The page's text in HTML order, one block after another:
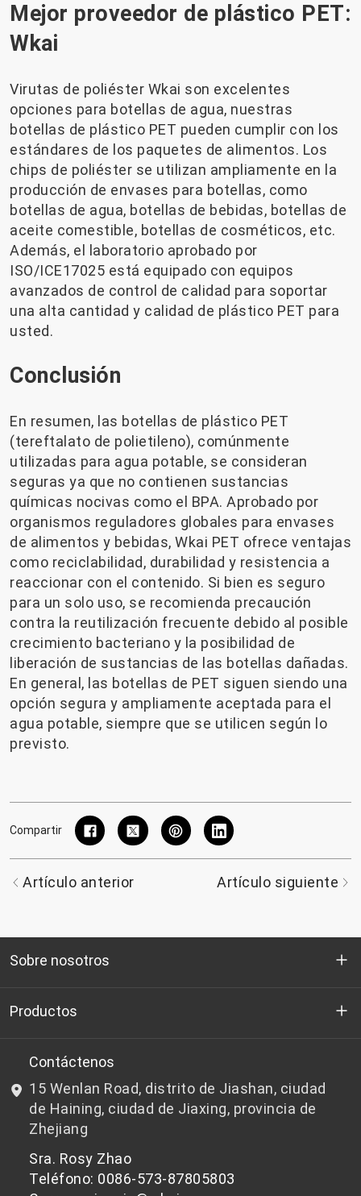
Mejor proveedor de plástico PET:
Wkai
Virutas de poliéster Wkai son excelentes
opciones para botellas de agua, nuestras
botellas de plástico PET pueden cumplir con los
estándares de los paquetes de alimentos. Los
chips de poliéster se utilizan ampliamente en la
producción de envases para botellas, como
botellas de agua, botellas de bebidas, botellas de
aceite comestible, botellas de cosméticos, etc.
Además, el laboratorio aprobado por
ISO/ICE17025 está equipado con equipos
avanzados de control de calidad para soportar
una alta cantidad y calidad de plástico PET para
usted.
Conclusión
En resumen, las botellas de plástico PET
(tereftalato de polietileno), comúnmente
utilizadas para agua potable, se consideran
seguras ya que no contienen sustancias
químicas nocivas como el BPA. Aprobado por
organismos reguladores globales para envases
de alimentos y bebidas, Wkai PET ofrece ventajas
como reciclabilidad, durabilidad y resistencia a
reaccionar con el contenido. Si bien es seguro
para un solo uso, se recomienda precaución
contra la reutilización frecuente debido al posible
crecimiento bacteriano y la posibilidad de
liberación de sustancias de las botellas dañadas.
En general, las botellas de PET siguen siendo una
opción segura y ampliamente aceptada para el
agua potable, siempre que se utilicen según lo
previsto.
Compartir
Artículo anterior Artículo siguiente
Sobre nosotros
Quienes somos
I+D
Noticias y Eventos
política de privacidad
Productos
Chips de PET aptos para botellas
Chips de PET que no son aptos para botellas
Contáctenos
15 Wenlan Road, distrito de Jiashan, ciudad
de Haining, ciudad de Jiaxing, provincia de
Zhejiang
Sra. Rosy Zhao
Teléfono: 0086-573-87805803